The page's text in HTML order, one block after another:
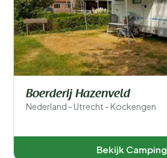
Boerderij Hazenveld
Nederland - Utrecht - Kockengen
Bekijk Camping